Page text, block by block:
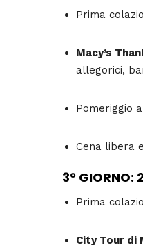
Prima
Macy’s
allegorici,
Pomeriggio
Cena libera
3° GIORNO:
Prima
City Tour di